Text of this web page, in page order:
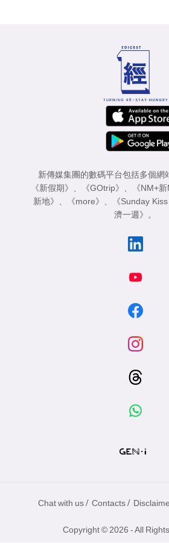
新傳媒集團的數碼平台包括多個網
《新假期》
《GOtrip》 《NM+
新地》
《more》 《Sunday
濟一週》
。
Chat with us / Contacts /
Copyright © 2026 - All